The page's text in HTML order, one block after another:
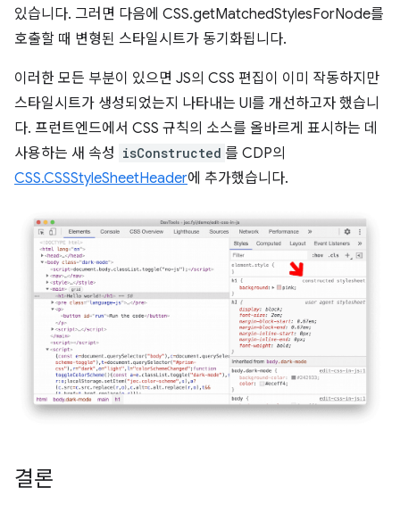
있습니다. 그러면 다음에 CSS.getMatchedStylesForNode를
호출할 때 변형된 스타일시트가 동기화됩니다.
이러한 모든 부분이 있으면 JS의 CSS 편집이 이미 작동하지만
스타일시트가 생성되었는지 나타내는 UI를 개선하고자 했습니
다. 프런트엔드에서 CSS 규칙의 소스를 올바르게 표시하는 데
사용하는 새 속성 isConstructed 를 CDP의
CSS.CSSStyleSheetHeader에 추가했습니다.
결론